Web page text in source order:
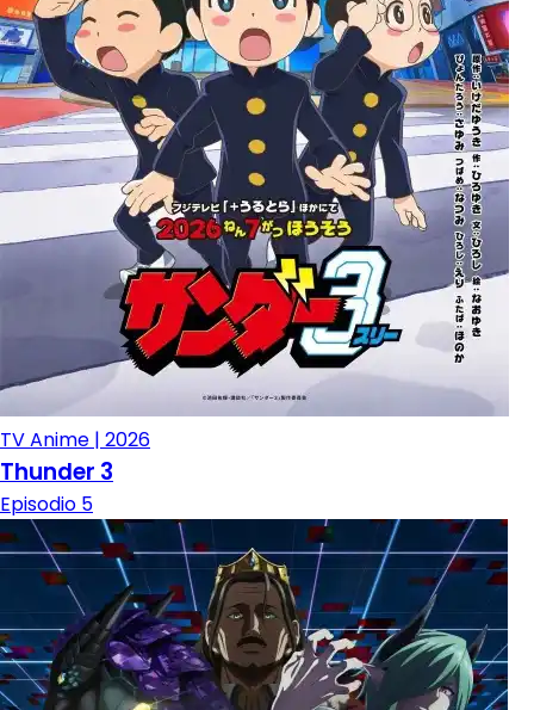
TV Anime | 2026
Thunder 3
Episodio 5